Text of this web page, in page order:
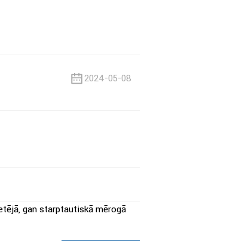
2024-05-08
gan starptautiskā mērogā